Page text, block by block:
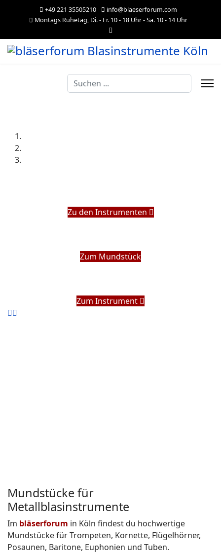
+49 221 35505210
info@blaeserforum.com
Montags Ruhetag, Di. - Fr. 10 - 18 Uhr - Sa. 10 - 14 Uhr
Suchen
...
Zu den Instrumenten
Zum Mundstück
Zum Instrument
Mundstücke für
Metallblasinstrumente
Im bläserforum in Köln findest du hochwertige
Mundstücke für Trompeten, Kornette, Flügelhörner,
Posaunen, Baritone, Euphonien und Tuben.